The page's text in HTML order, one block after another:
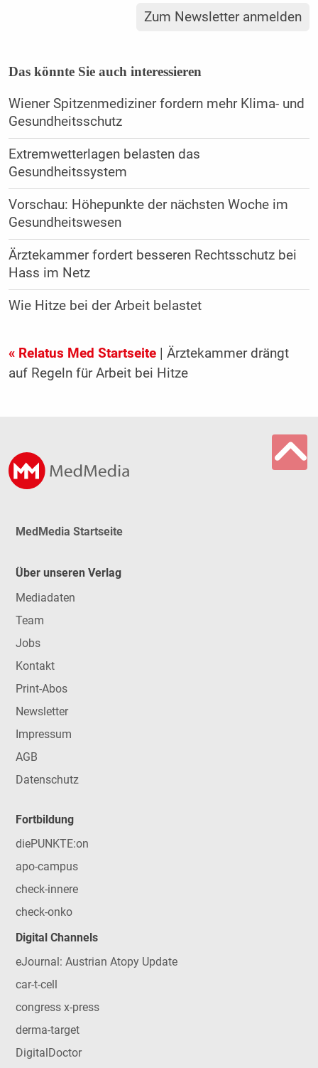
Zum Newsletter anmelden
Das könnte Sie auch interessieren
Wiener Spitzenmediziner fordern mehr Klima- und
Gesundheitsschutz
Extremwetterlagen belasten das
Gesundheitssystem
Vorschau: Höhepunkte der nächsten Woche im
Gesundheitswesen
Ärztekammer fordert besseren Rechtsschutz bei
Hass im Netz
Wie Hitze bei der Arbeit belastet
« Relatus Med Startseite| Ärztekammer drängt
auf Regeln für Arbeit bei Hitze
MedMedia Startseite
Über unseren Verlag
Mediadaten
Team
Jobs
Kontakt
Print-Abos
Newsletter
Impressum
AGB
Datenschutz
Fortbildung
diePUNKTE:on
apo-campus
check-innere
check-onko
Digital Channels
eJournal: Austrian Atopy Update
car-t-cell
congress x-press
derma-target
DigitalDoctor